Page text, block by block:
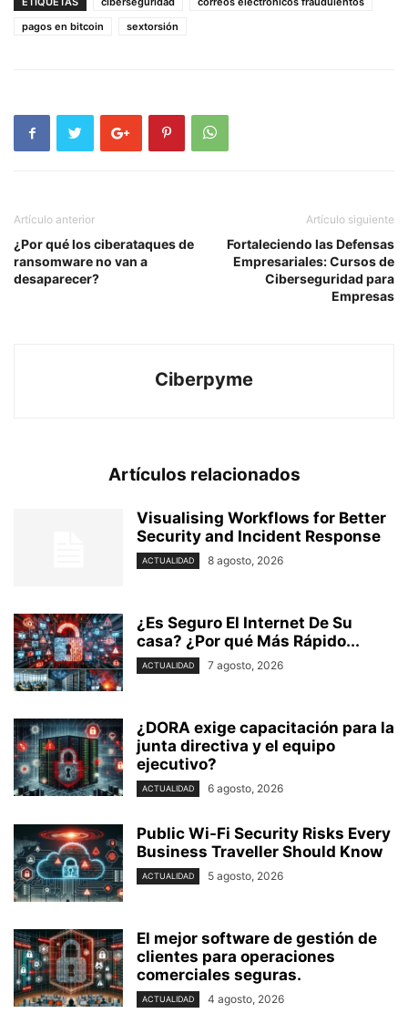
pagos en bitcoin
sextorsión
Artículo anterior
¿Por qué los ciberataques de
ransomware no van a
desaparecer?
Artículo siguiente
Fortaleciendo las Defensas
Empresariales: Cursos de
Ciberseguridad para
Empresas
Ciberpyme
Artículos relacionados
Visualising Workflows for Better
Security and Incident Response
ACTUALIDAD 8 agosto, 2026
¿Es Seguro El Internet De Su
casa? ⁢¿Por qué Más Rápido...
ACTUALIDAD 7 agosto, 2026
¿DORA exige capacitación para la
junta directiva y el equipo
ejecutivo?
ACTUALIDAD 6 agosto, 2026
Public Wi-Fi Security Risks Every
Business Traveller Should Know
ACTUALIDAD 5 agosto, 2026
El mejor software de gestión de
clientes para operaciones
comerciales seguras.
ACTUALIDAD 4 agosto, 2026